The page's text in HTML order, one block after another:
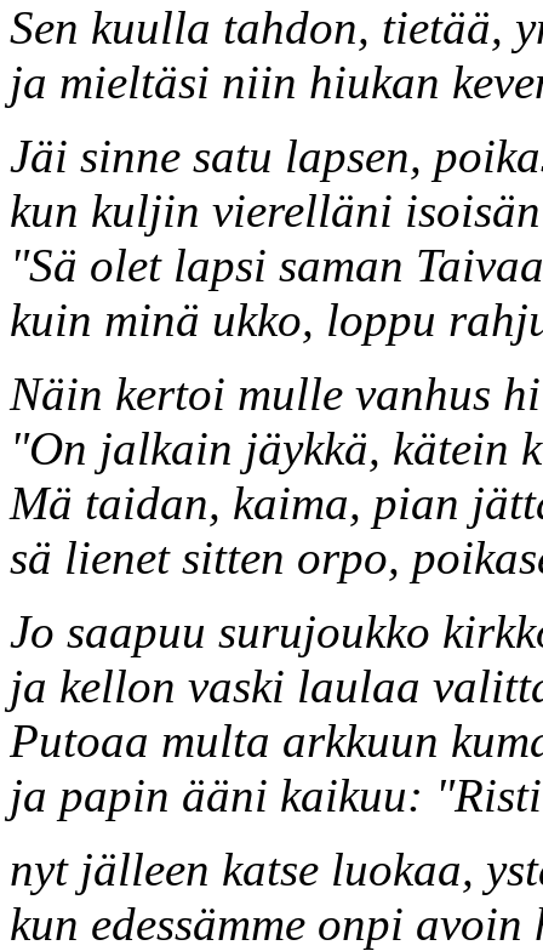
Sen kuulla tahdon, tietää,
ja mieltäsi niin hiukan
Jäi sinne satu lapsen,
kun kuljin vierelläni
"Sä olet lapsi saman
kuin minä ukko, loppu
Näin kertoi mulle vanhus
"On jalkain jäykkä, kätein
Mä taidan, kaima, pian
sä lienet sitten orpo,
Jo saapuu surujoukko
ja kellon vaski laulaa
Putoaa multa arkkuun
ja papin ääni kaikuu:
nyt jälleen katse luokaa,
kun edessämme onpi avoin